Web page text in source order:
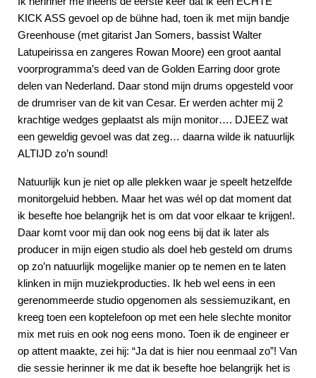
KICK ASS gevoel op de bühne had, toen ik met mijn bandje
Greenhouse (met gitarist Jan Somers, bassist Walter
Latupeirissa en zangeres Rowan Moore) een groot aantal
voorprogramma’s deed van de Golden Earring door grote
delen van Nederland. Daar stond mijn drums opgesteld voor
de drumriser van de kit van Cesar. Er werden achter mij 2
krachtige wedges geplaatst als mijn monitor…. DJEEZ wat
een geweldig gevoel was dat zeg… daarna wilde ik natuurlijk
ALTIJD zo’n sound!
Natuurlijk kun je niet op alle plekken waar je speelt hetzelfde
monitorgeluid hebben. Maar het was wél op dat moment dat
ik besefte hoe belangrijk het is om dat voor elkaar te krijgen!.
Daar komt voor mij dan ook nog eens bij dat ik later als
producer in mijn eigen studio als doel heb gesteld om drums
op zo’n natuurlijk mogelijke manier op te nemen en te laten
klinken in mijn muziekproducties. Ik heb wel eens in een
gerenommeerde studio opgenomen als sessiemuzikant, en
kreeg toen een koptelefoon op met een hele slechte monitor
mix met ruis en ook nog eens mono. Toen ik de engineer er
op attent maakte, zei hij: “Ja dat is hier nou eenmaal zo”! Van
die sessie herinner ik me dat ik besefte hoe belangrijk het is